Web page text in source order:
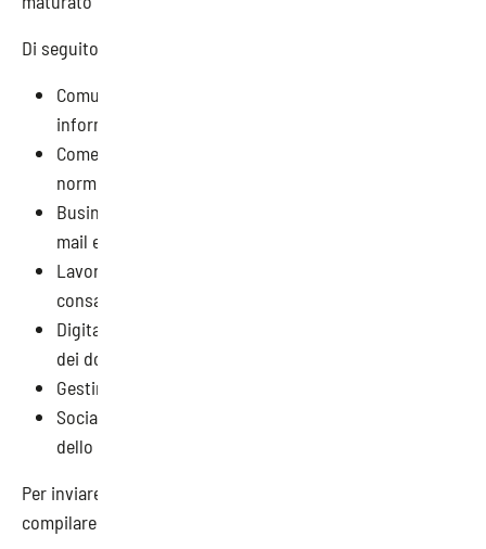
Di seguito i corsi, in partenza da settembre:
Comunicazione orientata al cliente: accogliere, dare
informazioni, gestire reclami
Come gestire l’imprevisto e la diversità applicando le
norme vigenti
Business writing per lo studio professionale: scrivere
mail efficaci
Lavorare con le competenze personali:
consapevolezza e responsabilità
Digitalizzare le procedure: gestione e archiviazione
dei documenti
Gestire le politiche di welfare
Social media manager: come gestire il profilo social
dello studio professionale
Per inviare l’iscrizione del proprio studio/azienda
compilare il seguente